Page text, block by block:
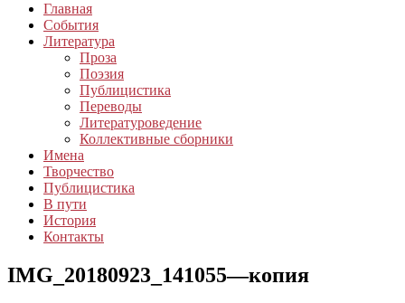
Главная
События
Литература
Проза
Поэзия
Публицистика
Переводы
Литературоведение
Коллективные сборники
Имена
Творчество
Публицистика
В пути
История
Контакты
IMG_20180923_141055—копия